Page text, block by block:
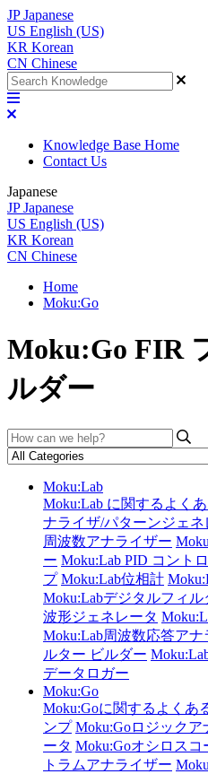
JP Japanese
US English (US)
KR Korean
CN Chinese
Knowledge Base Home
Contact Us
Japanese
JP Japanese
US English (US)
KR Korean
CN Chinese
Home
Moku:Go
Moku:Go FIR
ルダー
Moku:Lab
Moku:Lab に関するよく
ナライザ/パターンジェネ
周波数アナライザー
ー Moku:Lab PID コント
プ Moku:Lab位相計
Moku:Labデジタルフィル
波形ジェネレータ
Moku:Lab周波数応答アナ
ルター ビルダー
データロガー
Moku:Go
Moku:Goに関するよくあ
ンプ Moku:Goロジック
ータ Moku:Goオシロス
トラムアナライザー